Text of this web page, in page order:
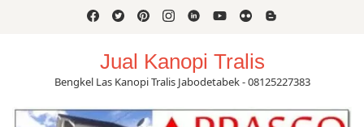
Jual Kanopi Tralis
Bengkel Las Kanopi Tralis Jabodetabek - 08125227383